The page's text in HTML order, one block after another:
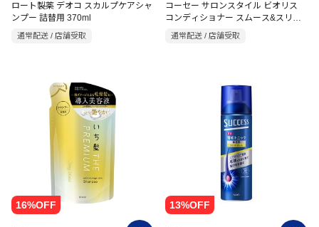
ロート製薬 デオコ スカルプケアシャ
ンプー 詰替用 370ml
通常配送 / 店舗受取
コーセー サロンスタイル ビオリス
コンディショナー スムース&スリー
ク 詰替大容量 680ml
通常配送 / 店舗受取